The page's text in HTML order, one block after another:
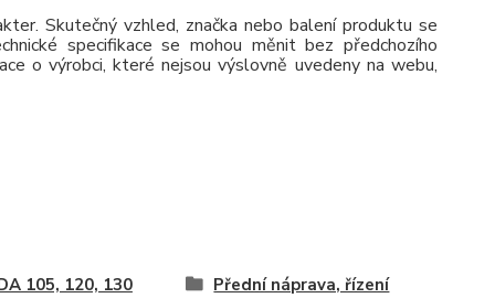
Skutečný vzhled, značka nebo balení produktu se
specifikace se mohou měnit bez předchozího
o výrobci, které nejsou výslovně uvedeny na webu,
105, 120, 130 Přední náprava, řízení